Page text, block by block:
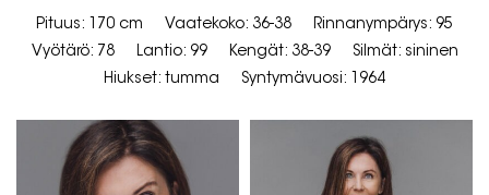
Pituus: 170 cm Vaatekoko: 36-38
Rinnanympärys: 95
Vyötärö: 78
Lantio: 99 Kengät: 38-39
Silmät: sininen
Hiukset: tumma
Syntymävuosi: 1964